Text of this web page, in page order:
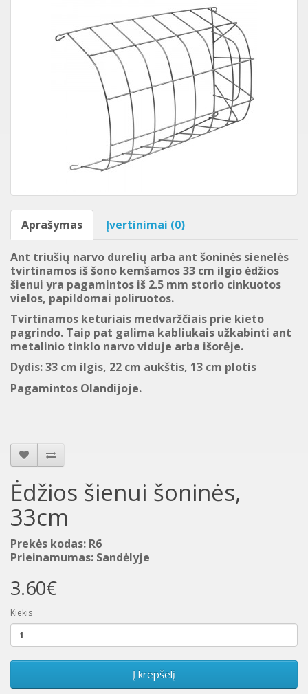
Aprašymas Įvertinimai (0)
Ant triušių narvo durelių arba ant šoninės sienelės
tvirtinamos iš šono kemšamos 33 cm ilgio ėdžios
šienui yra pagamintos iš 2.5 mm storio cinkuotos
vielos, papildomai poliruotos.
Tvirtinamos keturiais medvaržčiais prie kieto
pagrindo. Taip pat galima kabliukais užkabinti ant
metalinio tinklo narvo viduje arba išorėje.
Dydis: 33 cm ilgis, 22 cm aukštis, 13 cm plotis
Pagamintos Olandijoje.
Ėdžios šienui šoninės,
33cm
Prekės kodas: R6
Prieinamumas: Sandėlyje
3.60€
Kiekis
Į krepšelį